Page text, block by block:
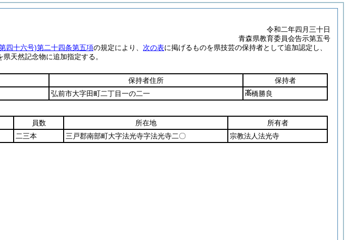
令和二年四月三十日
青森県教育委員会告示第五号
四十六号)第二十四条第五項の規定により、 次の表に掲げるものを県技芸の保持者として追加認定し、
県天然記念物に追加指定する。
保持者住所
保持者
弘前市大字田町二丁目一の二一
橋勝良
員数 所在地
所有者
二三本 三戸郡南部町大字法光寺字法光寺二〇 宗教法人法光寺